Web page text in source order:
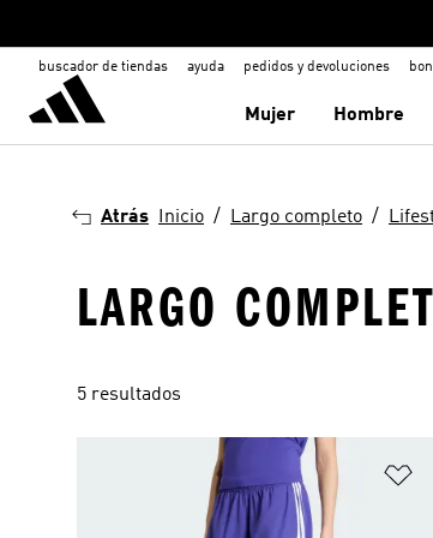
buscador de tiendas ayuda pedidos y devoluciones
Mujer Hombre
Atrás Inicio Largo completo
LARGO
5 resultados